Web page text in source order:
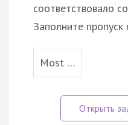
соответствовало
Заполните
Most …